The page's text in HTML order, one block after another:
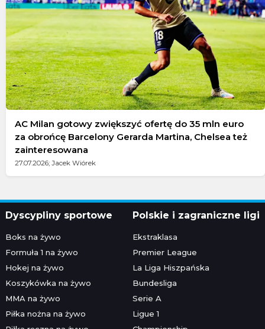
AC Milan gotowy zwiększyć ofertę do 35 mln euro
za obrońcę Barcelony Gerarda Martina, Chelsea też
zainteresowana
27.07.2026; Jacek Wiórek
Dyscypliny sportowe
Boks na żywo
Formuła 1 na żywo
Hokej na żywo
Koszykówka na żywo
MMA na żywo
Piłka nożna na żywo
Polskie i zagraniczne ligi
Ekstraklasa
Premier League
La Liga Hiszpańska
Bundesliga
Serie A
Ligue 1